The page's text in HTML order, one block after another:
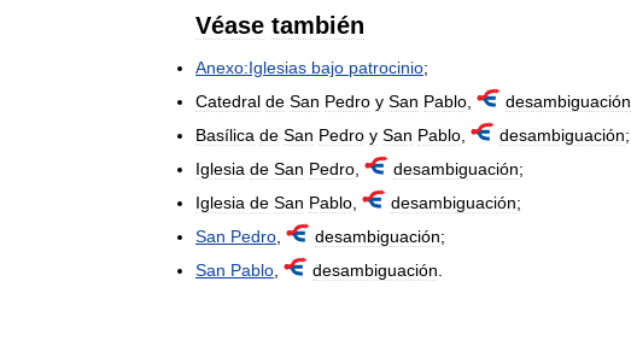
Véase también
Anexo:Iglesias bajo patrocinio;
Catedral de San Pedro y San Pablo desambiguación
Basílica de San Pedro y San Pablo desambiguación;
Iglesia de San Pedro desambiguación;
Iglesia de San Pablo desambiguación;
San Pedro desambiguación;
San Pablo desambiguación